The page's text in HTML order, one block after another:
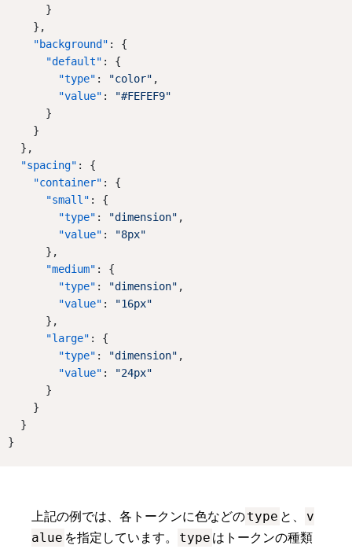
      }
    },
"background" : {
"default" : {
"type" : "color" ,
"value" :
"#FEFEF9"
      }
    }
  },
"spacing" : {
"container" : {
"small" : {
"type" : "dimension" ,
"value" :
"8px"
      },
"medium" : {
"type" : "dimension" ,
"value" :
"16px"
      },
"large" : {
"type" : "dimension" ,
"value" :
"24px"
      }
    }
  }
}
上記の例では、各トークンに色などのtype と、
v
alue を指定しています。 type はトークンの種類